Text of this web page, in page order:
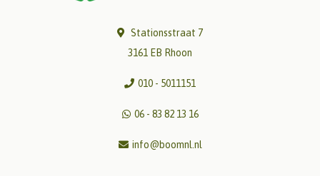
Stationsstraat 7
3161 EB Rhoon
010 - 5011151
06 - 83 82 13 16
info@boomnl.nl